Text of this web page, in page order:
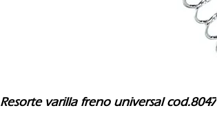
Resorte varilla freno universal cod.8047